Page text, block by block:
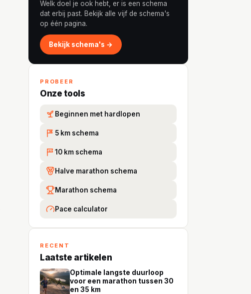
Welk doel je ook hebt, er is een schema
dat erbij past. Bekijk alle vijf de schema's
op één pagina.
Bekijk schema's →
PROBEER
Onze tools
Beginnen met hardlopen
5K 5 km schema
10 10 km schema
Halve marathon schema
Marathon schema
Pace calculator
RECENT
Laatste artikelen
Optimale langste duurloop
voor een marathon tussen 30
en 35 km